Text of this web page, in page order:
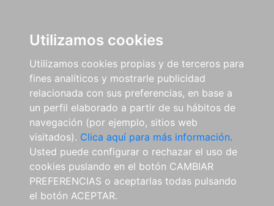
Utilizamos cookies
Utilizamos cookies propias y de terceros para
fines analíticos y mostrarle publicidad
relacionada con sus preferencias, en base a
un perfil elaborado a partir de su hábitos de
navegación (por ejemplo, sitios web
visitados). Clica aquí para más información.
Usted puede configurar o rechazar el uso de
cookies puslando en el botón CAMBIAR
PREFERENCIAS o aceptarlas todas pulsando
el botón ACEPTAR.